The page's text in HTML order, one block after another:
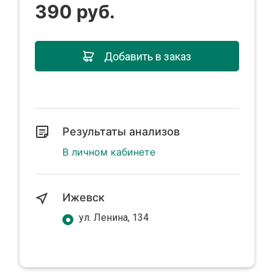
390 руб.
Добавить в заказ
Результаты анализов
В личном кабинете
Ижевск
ул. Ленина, 134